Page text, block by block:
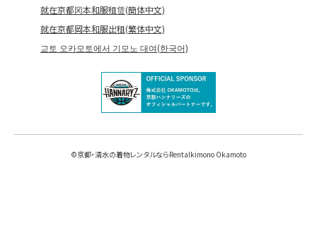
就在京都冈本和服租赁(簡体中文)
就在京都岡本和服出租(繁体中文)
교토 오카모토에서 기모노 대여(한국어)
©京都・清水の着物レンタルならRentalkimono Okamoto